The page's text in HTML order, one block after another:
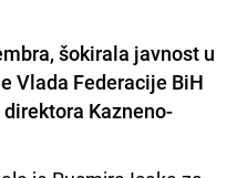
šokirala javnost u
Vlada Federacije BiH
Kazneno-